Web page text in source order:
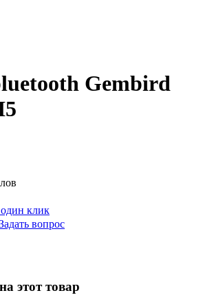
Gembird
клик
вопрос
этот товар